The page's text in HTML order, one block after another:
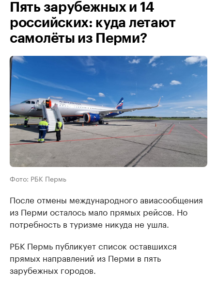
Пять зарубежных и 14
российских: куда летают
самолёты из Перми?
Фото: РБК Пермь
После отмены международного авиасообщения
из Перми осталось мало прямых рейсов. Но
потребность в туризме никуда не ушла.
РБК Пермь публикует список оставшихся
прямых направлений из Перми в пять
зарубежных городов.